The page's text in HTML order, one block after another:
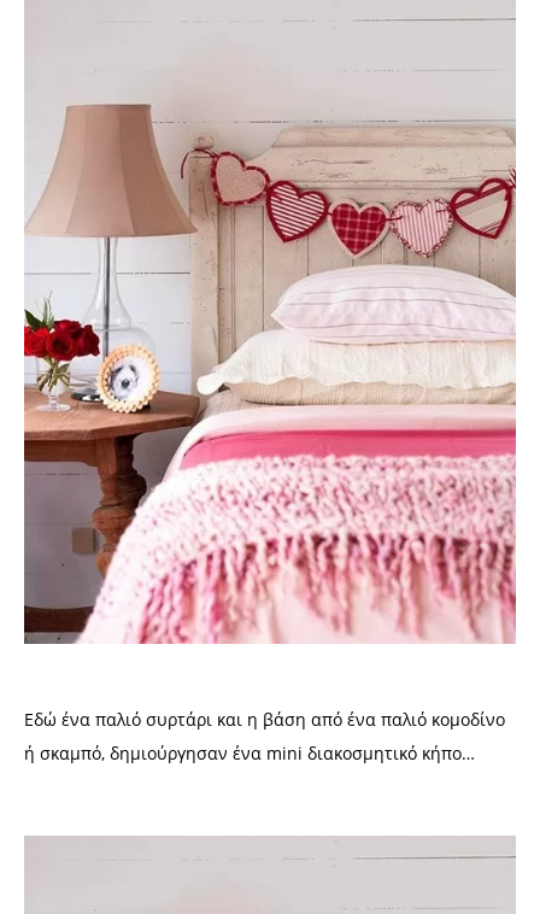
Εδώ ένα παλιό συρτάρι και η βάση από ένα παλιό κομοδίνο
ή σκαμπό, δημιούργησαν ένα mini διακοσμητικό κήπο…